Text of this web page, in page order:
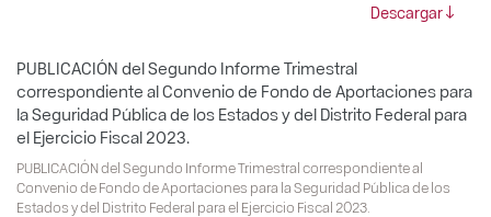
Descargar
PUBLICACIÓN del Segundo Informe Trimestral
correspondiente al Convenio de Fondo de Aportaciones para
la Seguridad Pública de los Estados y del Distrito Federal para
el Ejercicio Fiscal 2023.
PUBLICACIÓN del Segundo Informe Trimestral correspondiente al
Convenio de Fondo de Aportaciones para la Seguridad Pública de los
Estados y del Distrito Federal para el Ejercicio Fiscal 2023.